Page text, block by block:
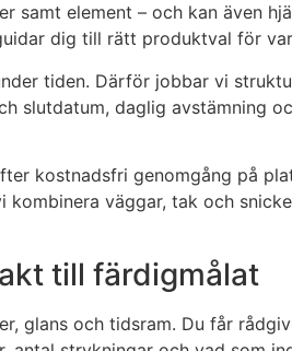
samt element – och kan även
dig till rätt produktval för
tiden. Därför jobbar vi
slutdatum, daglig avstämning
kostnadsfri genomgång på
väggar, tak och
till färdigmålat
glans och tidsram. Du får